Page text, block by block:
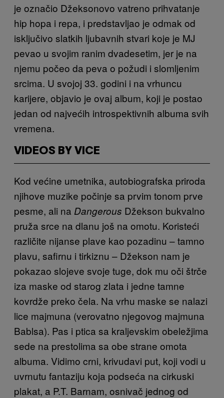
je označio Džeksonovo vatreno prihvatanje
hip hopa i repa, i predstavljao je odmak od
isključivo slatkih ljubavnih stvari koje je MJ
pevao u svojim ranim dvadesetim, jer je na
njemu počeo da peva o požudi i slomljenim
srcima. U svojoj 33. godini i na vrhuncu
karijere, objavio je ovaj album, koji je postao
jedan od najvećih introspektivnih albuma svih
vremena.
VIDEOS BY VICE
Kod većine umetnika, autobiografska priroda
njihove muzike počinje sa prvim tonom prve
pesme, ali na Dangerous Džekson bukvalno
pruža srce na dlanu još na omotu. Koristeći
različite nijanse plave kao pozadinu – tamno
plavu, safirnu i tirkiznu – Džekson nam je
pokazao slojeve svoje tuge, dok mu oči štrče
iza maske od starog zlata i jedne tamne
kovrdže preko čela. Na vrhu maske se nalazi
lice majmuna (verovatno njegovog majmuna
Bablsa). Pas i ptica sa kraljevskim obeležjima
sede na prestolima sa obe strane omota
albuma. Vidimo crni, krivudavi put, koji vodi u
uvrnutu fantaziju koja podseća na cirkuski
plakat, a P.T. Barnam, osnivač jednog od